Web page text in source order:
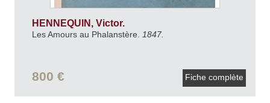
HENNEQUIN, Victor.
Les Amours au Phalanstère. 1847.
800 € Fiche complète